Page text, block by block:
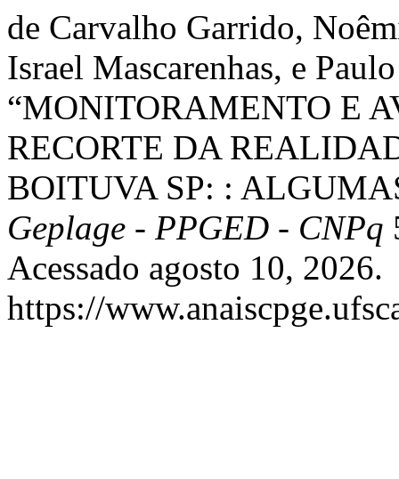
de Carvalho Garrido,
Israel Mascarenhas, e
“MONITORAMENTO E
RECORTE DA
BOITUVA SP: :
Geplage - PPGED - CNPq
Acessado agosto 10, 2026.
https://